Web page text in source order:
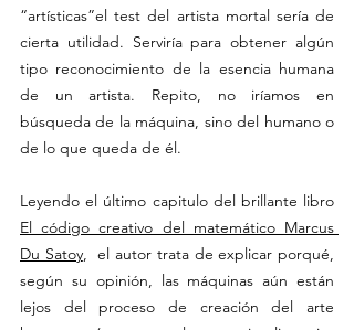
“artísticas”el test del artista mortal sería de
cierta utilidad. Serviría para obtener algún
tipo reconocimiento de la esencia humana
de un artista. Repito, no iríamos en
búsqueda de la máquina, sino del humano o
de lo que queda de él.
El código creativo del matemático Marcus
Du Satoy,  el autor trata de explicar porqué,
según su opinión, las máquinas aún están
lejos del proceso de creación del arte